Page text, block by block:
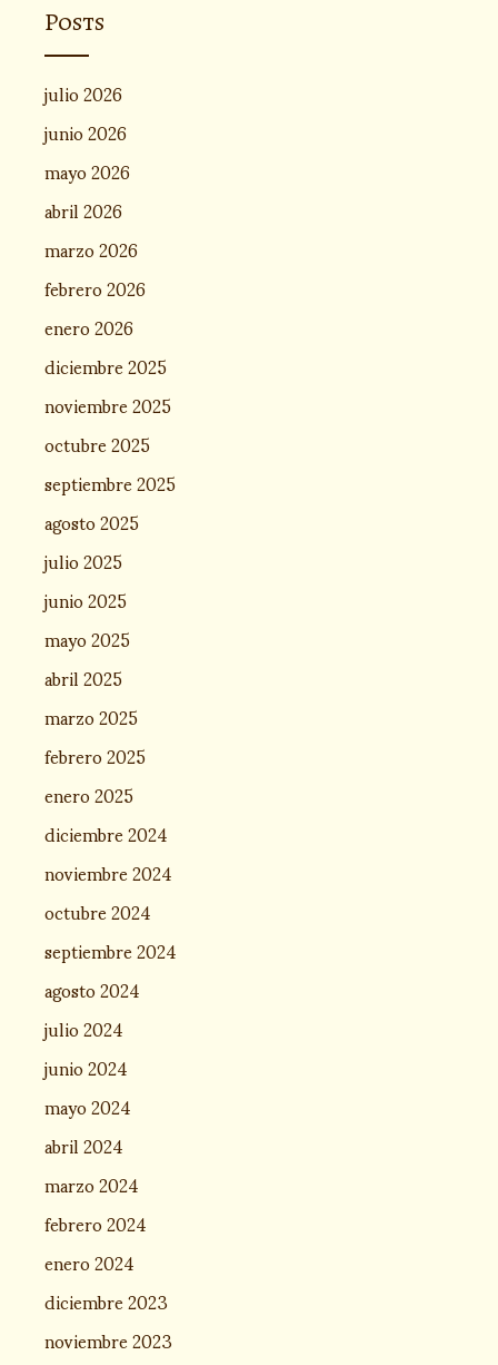
Posts
julio 2026
junio 2026
mayo 2026
abril 2026
marzo 2026
febrero 2026
enero 2026
diciembre 2025
noviembre 2025
octubre 2025
septiembre 2025
agosto 2025
julio 2025
junio 2025
mayo 2025
abril 2025
marzo 2025
febrero 2025
enero 2025
diciembre 2024
noviembre 2024
octubre 2024
septiembre 2024
agosto 2024
julio 2024
junio 2024
mayo 2024
abril 2024
marzo 2024
febrero 2024
enero 2024
diciembre 2023
noviembre 2023